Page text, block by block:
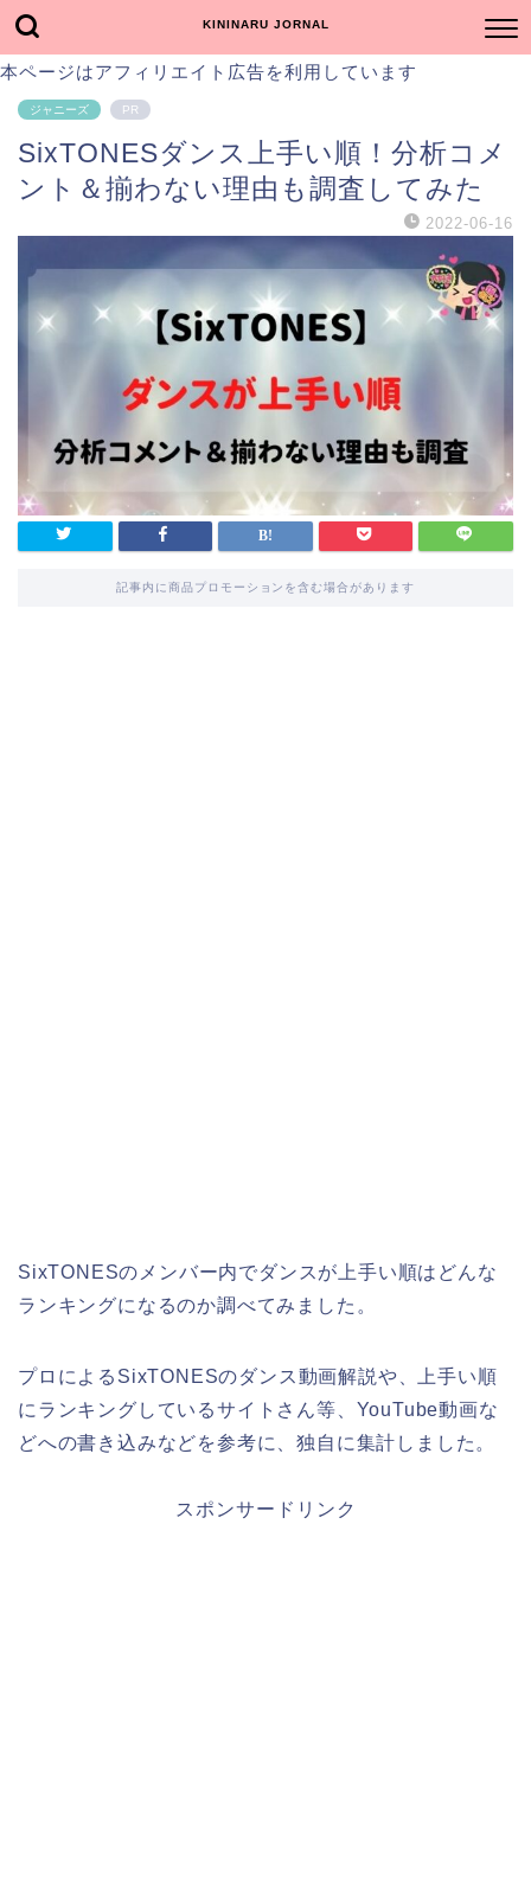
KININARU JORNAL
本ページはアフィリエイト広告を利用しています
ジャニーズ PR
SixTONESダンス上手い順！分析コメ
ント＆揃わない理由も調査してみた
2022-06-16
記事内に商品プロモーションを含む場合があります
SixTONESのメンバー内でダンスが上手い順はどんな
ランキングになるのか調べてみました。
プロによるSixTONESのダンス動画解説や、上手い順
にランキングしているサイトさん等、YouTube動画な
どへの書き込みなどを参考に、独自に集計しました。
スポンサードリンク